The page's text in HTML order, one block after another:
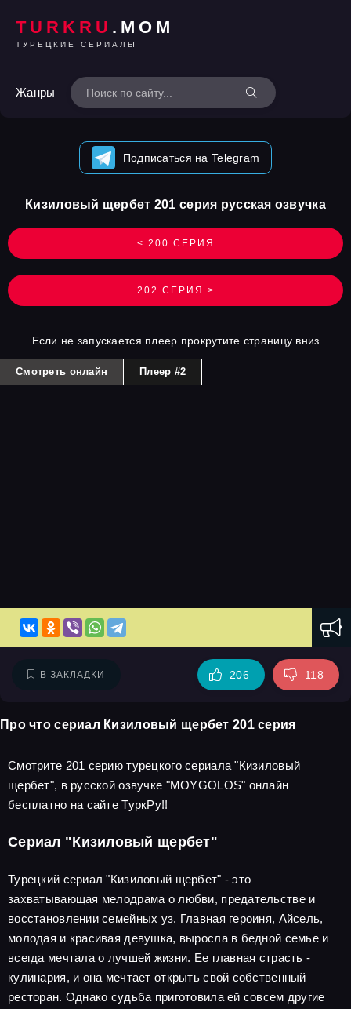
TURKRU .MOM
ТУРЕЦКИЕ СЕРИАЛЫ
Жанры
Подписаться на Telegram
< 200 СЕРИЯ
Кизиловый щербет 201 серия русская озвучка
202 СЕРИЯ >
Если не запускается плеер прокрутите страницу вниз
Смотреть онлайн Плеер #2
В ЗАКЛАДКИ 206 118
Про что сериал Кизиловый щербет 201 серия
Смотрите 201 серию турецкого сериала "Кизиловый
щербет", в русской озвучке "MOYGOLOS" онлайн
бесплатно на сайте ТуркРу!!
Сериал "Кизиловый щербет"
Турецкий сериал "Кизиловый щербет" - это
захватывающая мелодрама о любви, предательстве и
восстановлении семейных уз. Главная героиня, Айсель,
молодая и красивая девушка, выросла в бедной семье и
всегда мечтала о лучшей жизни. Ее главная страсть -
кулинария, и она мечтает открыть свой собственный
ресторан. Однако судьба приготовила ей совсем другие